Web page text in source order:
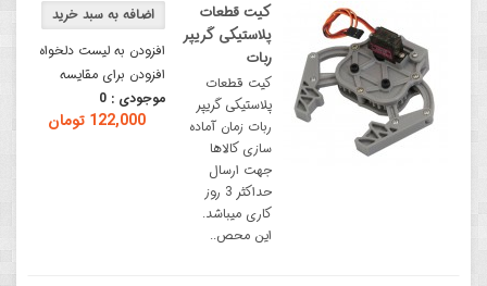
افزودن به لیست دلخواه
افزودن برای مقایسه
موجودی : 0
122,000 تومان
کیت قطعات
پلاستیکی گریپر
ربات
کیت قطعات
پلاستیکی گریپر
ربات زمان آماده
سازی کالاها
جهت ارسال
حداکثر 3 روز
کاری میباشد.
این محص..